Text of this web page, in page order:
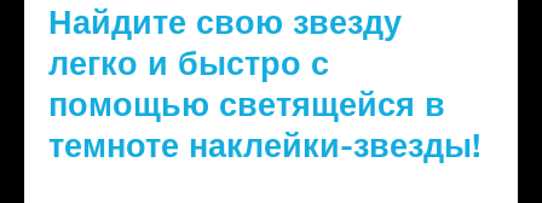
Найдите свою звезду
легко и быстро с
помощью светящейся в
темноте наклейки-звезды!